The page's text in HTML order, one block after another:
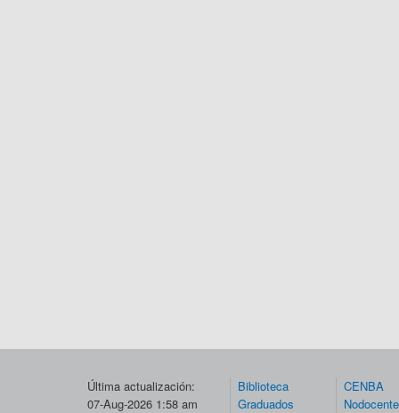
Última actualización:
07-Aug-2026 1:58 am
Biblioteca
Graduados
CENBA